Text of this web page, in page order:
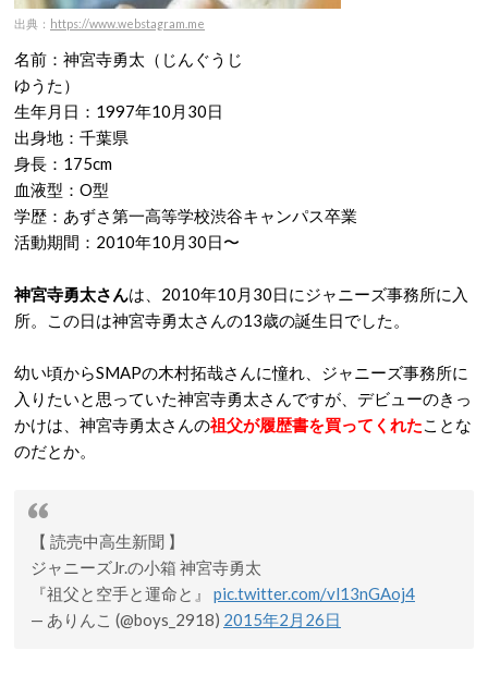
出典： https://www.webstagram.me
名前：神宮寺勇太（じんぐうじ
ゆうた）
生年月日：1997年10月30日
出身地：千葉県
身長：175cm
血液型：O型
学歴：あずさ第一高等学校渋谷キャンパス卒業
活動期間：2010年10月30日〜
神宮寺勇太さんは、2010年10月30日にジャニーズ事務所に入
所。この日は神宮寺勇太さんの13歳の誕生日でした。
幼い頃からSMAPの木村拓哉さんに憧れ、ジャニーズ事務所に
入りたいと思っていた神宮寺勇太さんですが、デビューのきっ
かけは、神宮寺勇太さんの祖父が履歴書を買ってくれたことな
のだとか。
【 読売中高生新聞 】
ジャニーズJr.の小箱 神宮寺勇太
『祖父と空手と運命と』 pic.twitter.com/vl13nGAoj4
— ありんこ (@boys_2918) 2015年2月26日